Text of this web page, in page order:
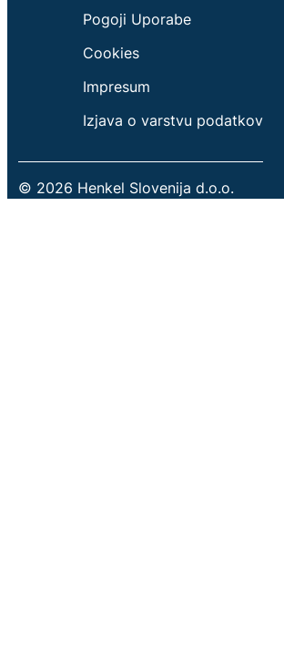
Pogoji Uporabe
Cookies
Impresum
Izjava o varstvu podatkov
© 2026 Henkel Slovenija d.o.o.